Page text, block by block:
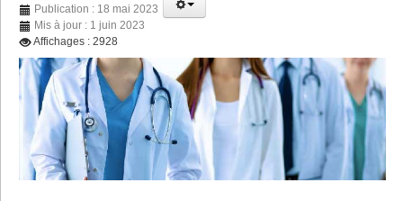
Publication : 18 mai 2023
Mis à jour : 1 juin 2023
Affichages : 2928